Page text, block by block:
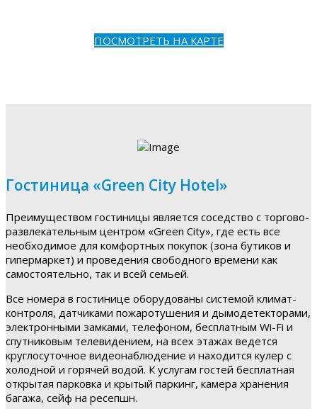
ПОСМОТРЕТЬ НА КАРТЕ
Гостиница «Green City Hotel»
Преимуществом гостиницы является соседство с торгово-
развлекательным центром «Green City», где есть все
необходимое для комфортных покупок (зона бутиков и
гипермаркет) и проведения свободного времени как
самостоятельно, так и всей семьей.
Все номера в гостинице оборудованы системой климат-
контроля, датчиками пожаротушения и дымодетекторами,
электронными замками, телефоном, бесплатным Wi-Fi и
спутниковым телевидением, на всех этажах ведется
круглосуточное видеонаблюдение и находится кулер с
холодной и горячей водой. К услугам гостей бесплатная
открытая парковка и крытый паркинг, камера хранения
багажа, сейф на ресепшн.